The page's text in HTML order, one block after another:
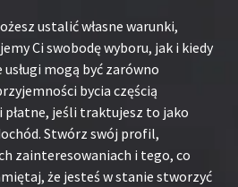
ustalić własne warunki,
Ci swobodę wyboru, jak i kiedy
mogą być zarówno
bycia częścią
płatne, jeśli traktujesz to jako
Stwórz swój profil,
zainteresowaniach i tego, co
że jesteś w stanie stworzyć